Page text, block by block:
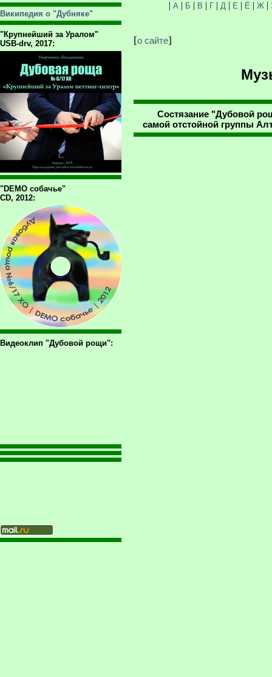
Википедия о "Дубняке"
"Крупнейший за Уралом"
USB-drv, 2017:
"DEMO собачье"
CD, 2012:
Видеоклип "Дубовой рощи":
| А | Б | В | Г| Д | Е | Ё | Ж|
[о сайте]
Состязание "Дубовой
самой отстойной группы